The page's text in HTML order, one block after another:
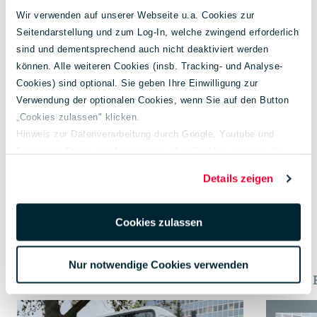
Wir verwenden auf unserer Webseite u.a. Cookies zur
Seitendarstellung und zum Log-In, welche zwingend erforderlich
sind und dementsprechend auch nicht deaktiviert werden
können. Alle weiteren Cookies (insb. Tracking- und Analyse-
Cookies) sind optional. Sie geben Ihre Einwilligung zur
Verwendung der optionalen Cookies, wenn Sie auf den Button
„Cookies zulassen" klicken.
Hinweis zur Datenverarbeitung durch Google, Youtube und
DSGVO zur Übermittlung in die USA zu. Hierbei besteht das
Risiko, dass Ihre Daten u. U. von US-Behörden zu Kontroll- und
Überwachungs-zwecken verarbeitet werden.
Details zeigen
Cookies zulassen
Nur notwendige Cookies verwenden
CO₂-Klasse:
Weitere Fahrzeugangebote
CANTER 6S15 KLIMA AHK LED